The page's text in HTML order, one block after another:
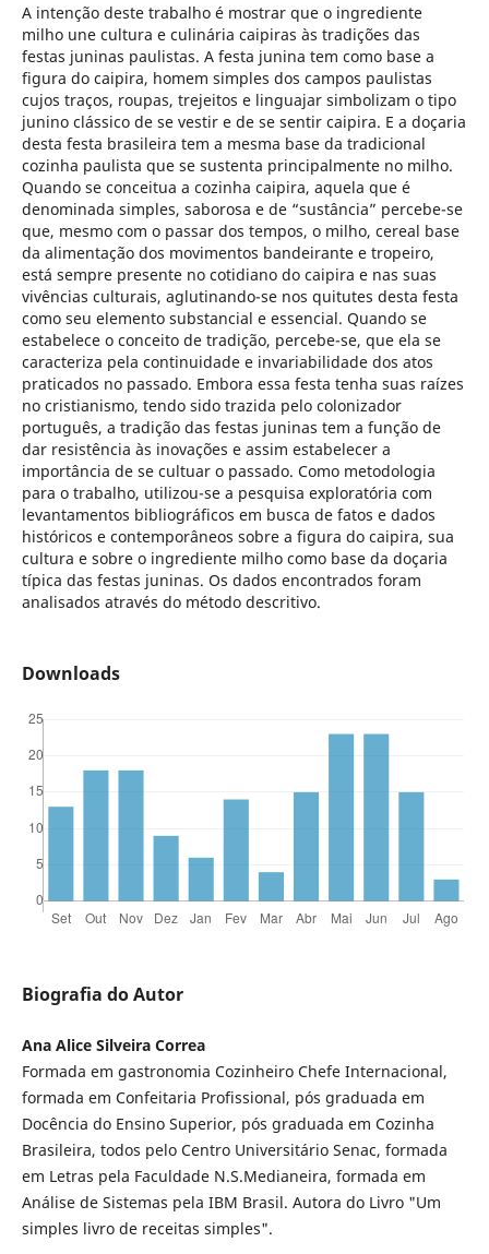
A intenção deste trabalho é mostrar que o ingrediente
milho une cultura e culinária caipiras às tradições das
festas juninas paulistas. A festa junina tem como base a
figura do caipira, homem simples dos campos paulistas
cujos traços, roupas, trejeitos e linguajar simbolizam o tipo
junino clássico de se vestir e de se sentir caipira. E a doçaria
desta festa brasileira tem a mesma base da tradicional
cozinha paulista que se sustenta principalmente no milho.
Quando se conceitua a cozinha caipira, aquela que é
denominada simples, saborosa e de “sustância” percebe-se
que, mesmo com o passar dos tempos, o milho, cereal base
da alimentação dos movimentos bandeirante e tropeiro,
está sempre presente no cotidiano do caipira e nas suas
vivências culturais, aglutinando-se nos quitutes desta festa
como seu elemento substancial e essencial. Quando se
estabelece o conceito de tradição, percebe-se, que ela se
caracteriza pela continuidade e invariabilidade dos atos
praticados no passado. Embora essa festa tenha suas raízes
no cristianismo, tendo sido trazida pelo colonizador
português, a tradição das festas juninas tem a função de
dar resistência às inovações e assim estabelecer a
importância de se cultuar o passado. Como metodologia
para o trabalho, utilizou-se a pesquisa exploratória com
levantamentos bibliográficos em busca de fatos e dados
históricos e contemporâneos sobre a figura do caipira, sua
cultura e sobre o ingrediente milho como base da doçaria
típica das festas juninas. Os dados encontrados foram
analisados através do método descritivo.
Downloads
Biografia do Autor
Ana Alice Silveira Correa
Formada em gastronomia Cozinheiro Chefe Internacional,
formada em Confeitaria Profissional, pós graduada em
Docência do Ensino Superior, pós graduada em Cozinha
Brasileira, todos pelo Centro Universitário Senac, formada
em Letras pela Faculdade N.S.Medianeira, formada em
Análise de Sistemas pela IBM Brasil. Autora do Livro "Um
simples livro de receitas simples".